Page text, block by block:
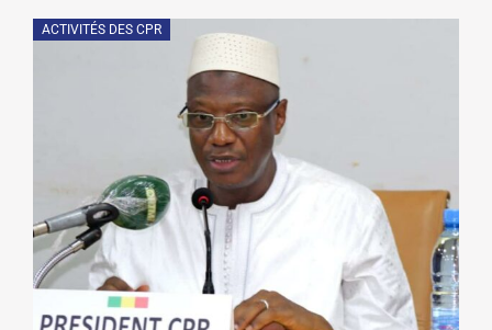
ACTIVITÉS DES CPR